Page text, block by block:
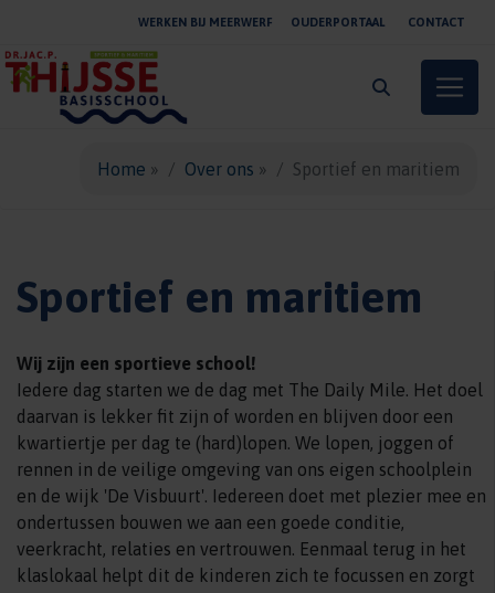
WERKEN BIJ MEERWERF OUDERPORTAAL CONTACT
Home » Over ons » Sportief en maritiem
Sportief en maritiem
Wij zijn een sportieve school!
Iedere dag starten we de dag met The Daily Mile. Het doel
daarvan is lekker fit zijn of worden en blijven door een
kwartiertje per dag te (hard)lopen. We lopen, joggen of
rennen in de veilige omgeving van ons eigen schoolplein
en de wijk 'De Visbuurt'. Iedereen doet met plezier mee en
ondertussen bouwen we aan een goede conditie,
veerkracht, relaties en vertrouwen. Eenmaal terug in het
klaslokaal helpt dit de kinderen zich te focussen en zorgt